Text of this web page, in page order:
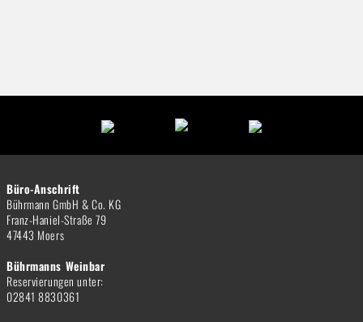
Büro-Anschrift
Bührmann GmbH & Co. KG
Franz-Haniel-Straße 79
47443 Moers
Bührmanns Weinbar
Reservierungen unter:
02841 8830361